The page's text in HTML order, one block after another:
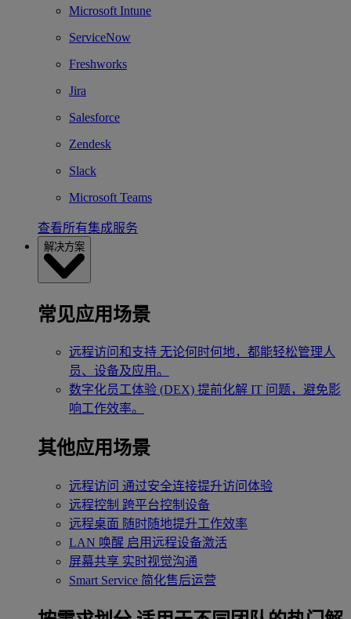
Microsoft Intune
ServiceNow
Freshworks
Jira
Salesforce
Zendesk
Slack
Microsoft Teams
查看所有集成服务
解决方案
常见应用场景
远程访问和支持 无论何时何地，都能轻松管理人
员、设备及应用。
数字化员工体验 (DEX) 提前化解 IT 问题，避免影
响工作效率。
其他应用场景
远程访问 通过安全连接提升访问体验
远程控制 跨平台控制设备
远程桌面 随时随地提升工作效率
LAN 唤醒 启用远程设备激活
屏幕共享 实时视觉沟通
Smart Service 简化售后运营